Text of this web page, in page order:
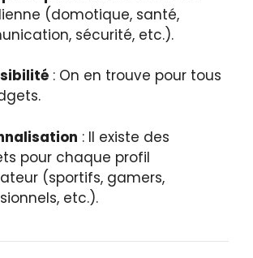
(domotique, santé,
sécurité, etc.).
: On en trouve pour tous
: Il existe des
pour chaque profil
(sportifs, gamers,
etc.).